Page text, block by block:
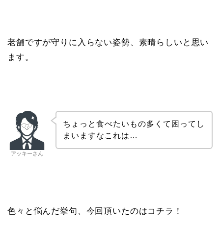
老舗ですが守りに入らない姿勢、素晴らしいと思い
ます。
アッキーさん
ちょっと食べたいもの多くて困ってし
まいますなこれは…
色々と悩んだ挙句、今回頂いたのはコチラ！